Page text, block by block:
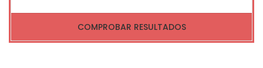
COMPROBAR RESULTADOS